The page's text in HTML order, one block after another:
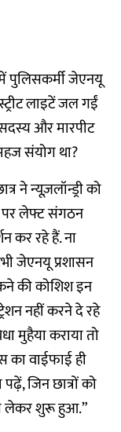
पुलिसकर्मी जेएनयू
लाइटें जल गईं
और मारपीट
संयोग था?
ने न्यूज़लॉन्ड्री को
पर लेफ्ट संगठन
कर रहे हैं. ना
जेएनयू प्रशासन
की कोशिश इन
नहीं करने दे रहे
मुहैया कराया तो
का वाईफाई ही
जिन छात्रों को
लेकर शुरू हुआ.”